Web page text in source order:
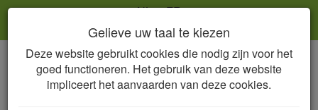
NL FR
Gelieve uw taal te kiezen
Deze website gebruikt cookies die nodig zijn voor het
goed functioneren. Het gebruik van deze website
impliceert het aanvaarden van deze cookies.